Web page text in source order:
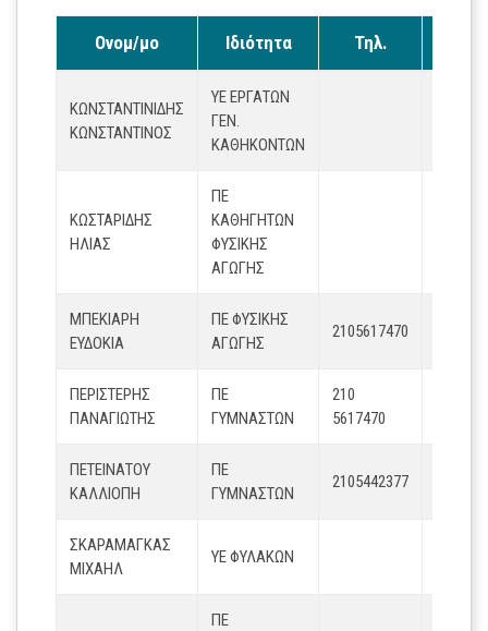
Ονομ/μο Ιδιότητα Τηλ.
ΚΩΝΣΤΑΝΤΙΝΙΔΗΣ
ΚΩΝΣΤΑΝΤΙΝΟΣ
ΥΕ ΕΡΓΑΤΩΝ
ΓΕΝ.
ΚΑΘΗΚΟΝΤΩΝ
ΚΩΣΤΑΡΙΔΗΣ
ΗΛΙΑΣ
ΠΕ
ΚΑΘΗΓΗΤΩΝ
ΦΥΣΙΚΗΣ
ΑΓΩΓΗΣ
ΜΠΕΚΙΑΡΗ
ΕΥΔΟΚΙΑ
ΠΕ ΦΥΣΙΚΗΣ
ΑΓΩΓΗΣ
2105617470
ΠΕΡΙΣΤΕΡΗΣ
ΠΑΝΑΓΙΩΤΗΣ
ΠΕ
ΓΥΜΝΑΣΤΩΝ
210
5617470
ΠΕΤΕΙΝΑΤΟΥ
ΚΑΛΛΙΟΠΗ
ΠΕ
ΓΥΜΝΑΣΤΩΝ
2105442377
ΣΚΑΡΑΜΑΓΚΑΣ
ΜΙΧΑΗΛ
ΥΕ ΦΥΛΑΚΩΝ
ΠΕ